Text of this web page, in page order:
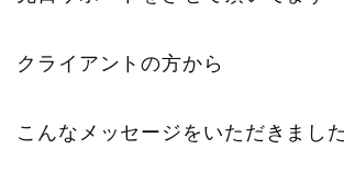
クライアントの方から
こんなメッセージをいただきました